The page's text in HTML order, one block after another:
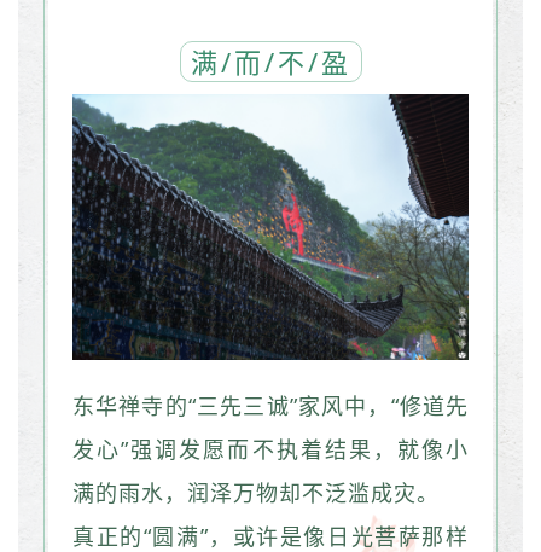
满/而/不/盈
东华禅寺的“三先三诚”家风中，“修道先
发心”强调发愿而不执着结果，就像小
满的雨水，润泽万物却不泛滥成灾。
真正的“圆满”，或许是像日光菩萨那样